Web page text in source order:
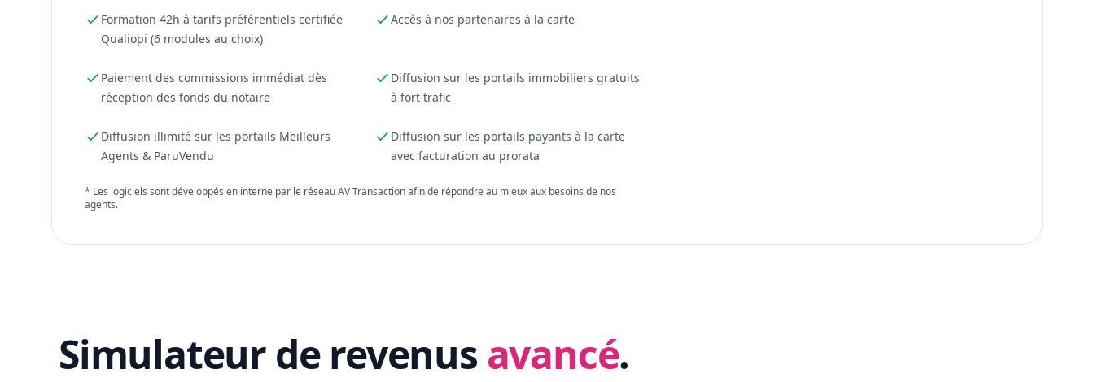
Formation 42h à tarifs préférentiels certifiée
Qualiopi (6 modules au choix)
Accès à nos partenaires à la carte
Paiement des commissions immédiat dès
réception des fonds du notaire
Diffusion sur les portails immobiliers gratuits
à fort trafic
Diffusion illimité sur les portails Meilleurs
Agents & ParuVendu
Diffusion sur les portails payants à la carte
avec facturation au prorata
* Les logiciels sont développés en interne par le réseau AV Transaction afin de répondre au mieux aux besoins de nos
agents.
Simulateur de revenus avancé.